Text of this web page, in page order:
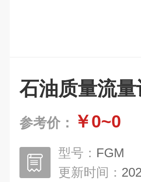
石油质量流量
参考价： ￥0~0
型号： FGM
更新时间：